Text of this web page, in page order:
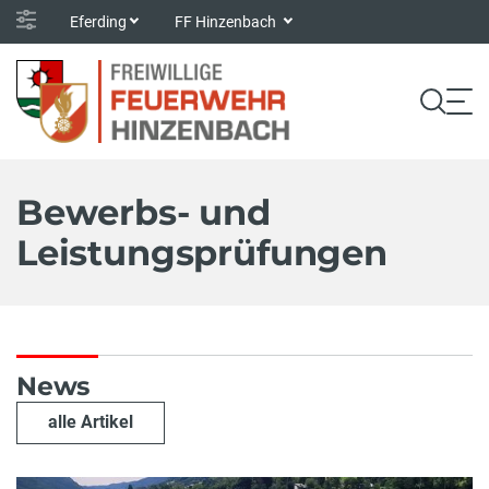
Eferding FF Hinzenbach
Bewerbs- und
Leistungsprüfungen
News
alle Artikel